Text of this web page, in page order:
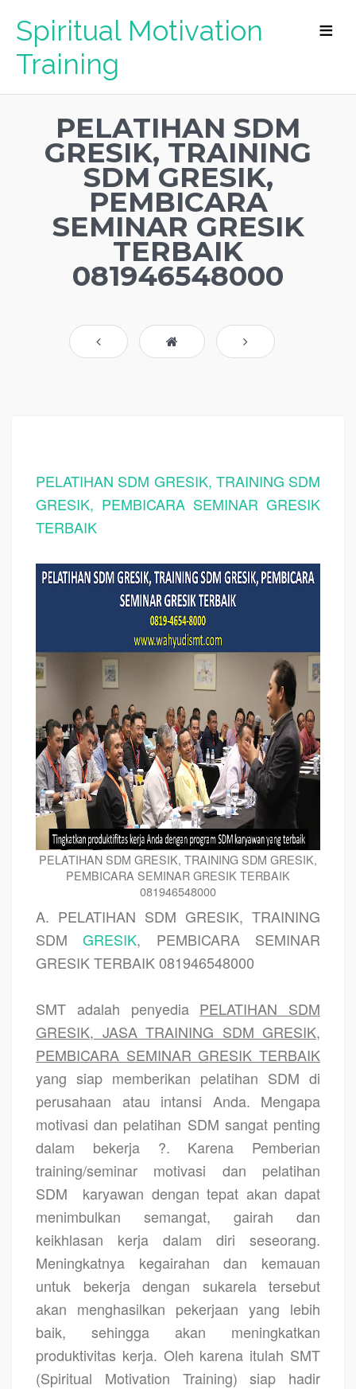
Spiritual Motivation
Training
PELATIHAN SDM
GRESIK, TRAINING
SDM GRESIK,
PEMBICARA
SEMINAR GRESIK
TERBAIK
081946548000
PELATIHAN SDM GRESIK, TRAINING SDM
GRESIK, PEMBICARA SEMINAR GRESIK
TERBAIK
PELATIHAN SDM GRESIK, TRAINING SDM GRESIK,
PEMBICARA SEMINAR GRESIK TERBAIK
081946548000
A. PELATIHAN SDM GRESIK, TRAINING
SDMGRESIK, PEMBICARA SEMINAR
GRESIK TERBAIK 081946548000
SMT adalah penyedia PELATIHAN SDM
GRESIK, JASA TRAINING SDM GRESIK,
PEMBICARA SEMINAR GRESIK TERBAIK
yang siap memberikan pelatihan SDM di
perusahaan atau intansi Anda. Mengapa
motivasi dan pelatihan SDM sangat penting
dalam bekerja ?. Karena Pemberian
training/seminar motivasi dan pelatihan
SDM
karyawan dengan tepat akan dapat
menimbulkan semangat, gairah dan
keikhlasan kerja dalam diri seseorang.
Meningkatnya kegairahan dan kemauan
untuk bekerja dengan sukarela tersebut
akan menghasilkan pekerjaan yang lebih
baik, sehingga akan meningkatkan
produktivitas kerja. Oleh karena itulah SMT
(Spiritual Motivation Training) siap hadir